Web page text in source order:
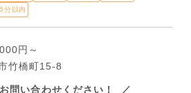
分以内
円～
竹橋町15-8
問い合わせください！